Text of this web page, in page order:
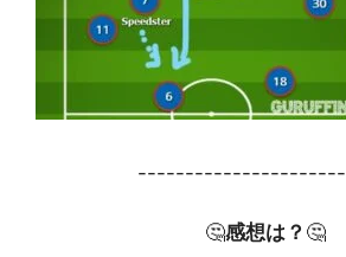
🤔感想は？ 🤔